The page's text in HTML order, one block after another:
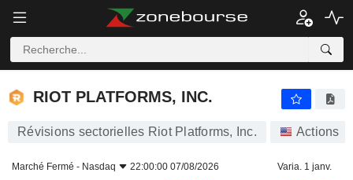
RIOT PLATFORMS, INC.
RIOT PLATFORMS, INC.
Révisions sectorielles Riot Platforms, Inc. Actions
Marché Fermé - Nasdaq 22:00:00 07/08/2026 Varia. 1 janv.